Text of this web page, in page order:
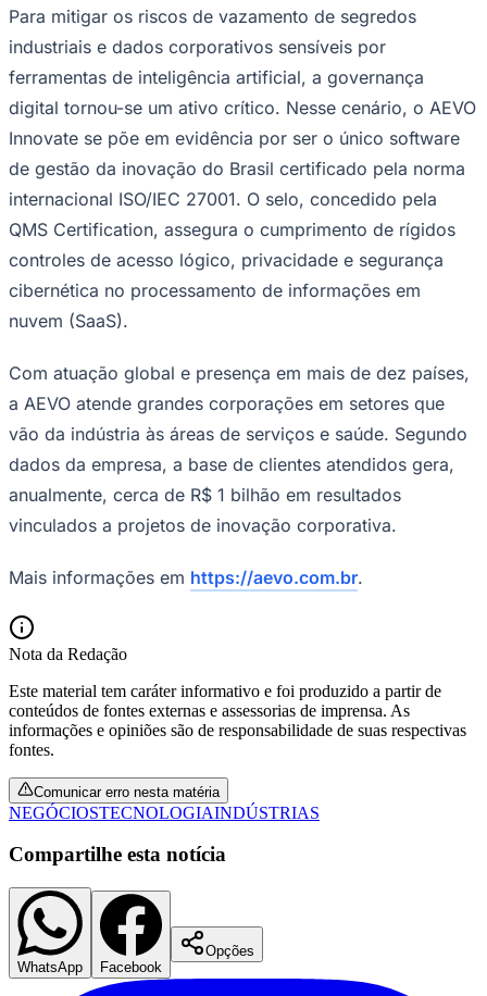
Fluminense
Para mitigar os riscos de vazamento de segredos
industriais e dados corporativos sensíveis por
ferramentas de inteligência artificial, a governança
digital tornou-se um ativo crítico. Nesse cenário, o AEVO
Innovate se põe em evidência por ser o único software
de gestão da inovação do Brasil certificado pela norma
internacional ISO/IEC 27001. O selo, concedido pela
QMS Certification, assegura o cumprimento de rígidos
controles de acesso lógico, privacidade e segurança
cibernética no processamento de informações em
nuvem (SaaS).
Com atuação global e presença em mais de dez países,
a AEVO atende grandes corporações em setores que
vão da indústria às áreas de serviços e saúde. Segundo
dados da empresa, a base de clientes atendidos gera,
anualmente, cerca de R$ 1 bilhão em resultados
vinculados a projetos de inovação corporativa.
Mais informações em https://aevo.com.br.
Nota da Redação
Este material tem caráter informativo e foi produzido a partir de
conteúdos de fontes externas e assessorias de imprensa. As
informações e opiniões são de responsabilidade de suas respectivas
fontes.
Comunicar erro nesta matéria
NEGÓCIOSTECNOLOGIAINDÚSTRIAS
Compartilhe esta notícia
WhatsApp Facebook
Opções